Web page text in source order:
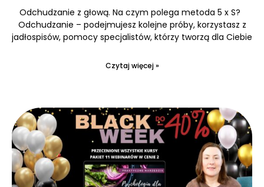
Odchudzanie z głową. Na czym polega metoda 5 x S?
Odchudzanie – podejmujesz kolejne próby, korzystasz z
jadłospisów, pomocy specjalistów, którzy tworzą dla Ciebie
Czytaj więcej »